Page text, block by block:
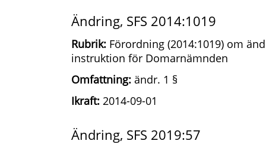
Ändring, SFS 2014:1019
Rubrik: Förordning (2014:1019) om
instruktion för Domarnämnden
Omfattning: ändr. 1 §
Ikraft: 2014-09-01
Ändring, SFS 2019:57